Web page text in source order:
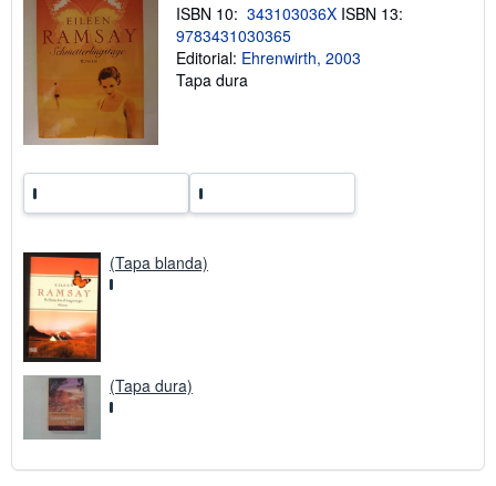
e
a
s
a
e
ISBN 10: 343103036X ISBN 13:
9783431030365
Editorial: Ehrenwirth, 2003
Tapa dura
(Tapa blanda)
(Tapa dura)